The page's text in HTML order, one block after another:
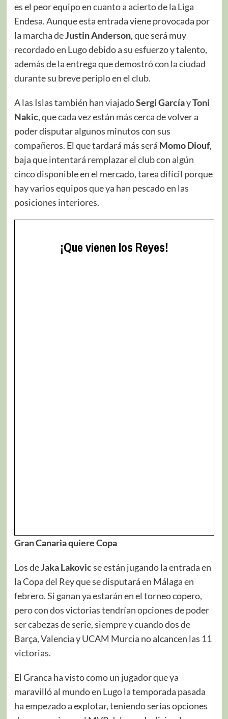
es el peor equipo en cuanto a acierto de la Liga
Endesa. Aunque esta entrada viene provocada por
la marcha deJustin Anderson, que será muy
recordado en Lugo debido a su esfuerzo y talento,
además de la entrega que demostró con la ciudad
durante su breve periplo en el club.
A las Islas también han viajadoSergi GarcíayToni
Nakic, que cada vez están más cerca de volver a
poder disputar algunos minutos con sus
compañeros. El que tardará más será Momo Diouf,
baja que intentará remplazar el club con algún
cinco disponible en el mercado, tarea difícil porque
hay varios equipos que ya han pescado en las
posiciones interiores.
¡Que vienen los Reyes!
Gran Canaria quiere Copa
Los deJaka Lakovicse están jugando la entrada en
la Copa del Rey que se disputará en Málaga en
febrero. Si ganan ya estarán en el torneo copero,
pero con dos victorias tendrían opciones de poder
ser cabezas de serie, siempre y cuando dos de
Barça, Valencia y UCAM Murcia no alcancen las 11
victorias.
El Granca ha visto como un jugador que ya
maravilló al mundo en Lugo la temporada pasada
ha empezado a explotar, teniendo serias opciones